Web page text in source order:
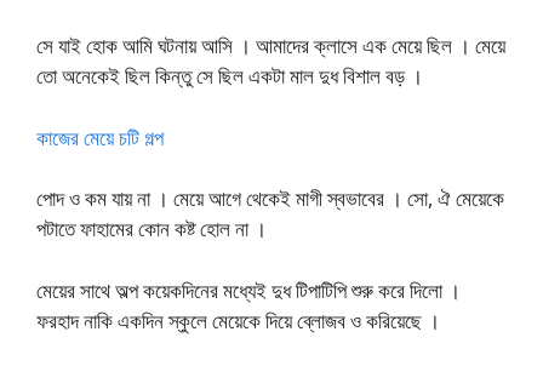
সে যাই হোক আমি ঘটনায় আসি । আমাদের ক্লাসে এক মেয়ে ছিল । মেয়ে
তো অনেকেই ছিল কিন্তু সে ছিল একটা মাল দুধ বিশাল বড় ।
কাজের মেয়ে চটি গল্প
পোদ ও কম যায় না । মেয়ে আগে থেকেই মাগী স্বভাবের । সো, ঐ মেয়েকে
পটাতে ফাহামের কোন কষ্ট হোল না ।
মেয়ের সাথে অল্প কয়েকদিনের মধ্যেই দুধ টিপাটিপি শুরু করে দিলো ।
ফরহাদ নাকি একদিন স্কুলে মেয়েকে দিয়ে ব্লোজব ও করিয়েছে ।